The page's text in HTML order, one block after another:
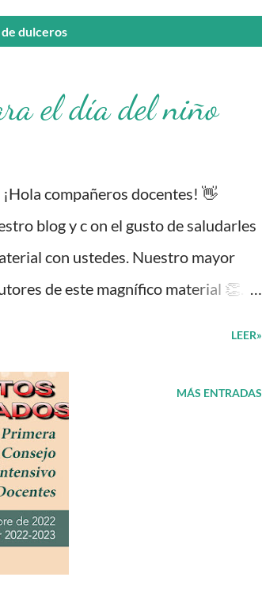
dulceros
el día del niño
compañeros docentes! 👋
blog y c on el gusto de saludarles
con ustedes. Nuestro mayor
de este magnífico material 👏.
aquí 👇 Diseños de dulceros
Publicamos diariamente. No
nuestro grupo para más contenido
puedes unirte a: Grupos de
se comparte gran variedad de
Programa nacional de
Mi salón de apoyo
LEER»
MÁS ENTRADAS